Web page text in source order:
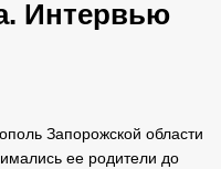
Интервью
Запорожской области
ее родители до